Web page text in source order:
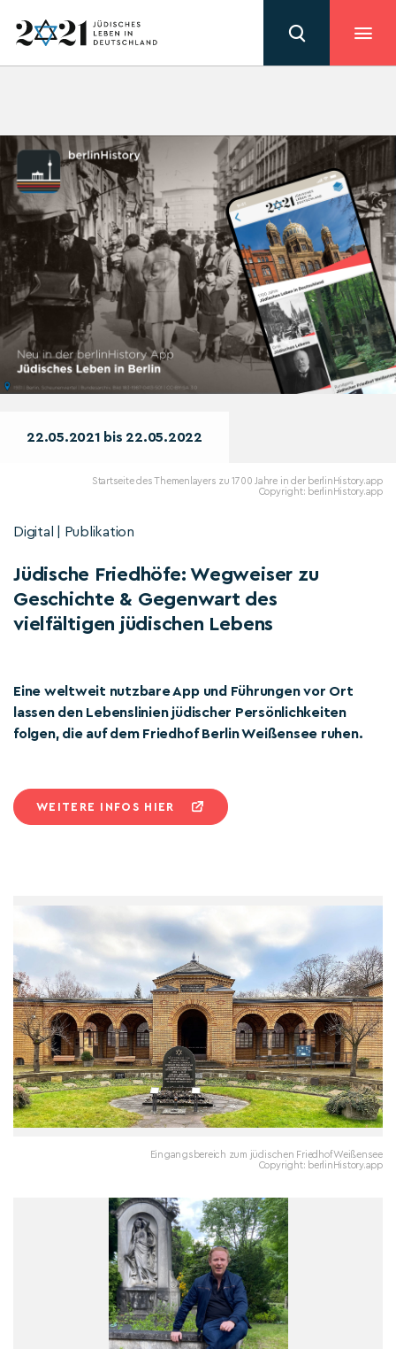
22.05.2021 bis 22.05.2022
Startseite des Themenlayers zu 1700 Jahre in der berlinHistory.app
Copyright: berlinHistory.app
Digital | Publikation
Jüdische Friedhöfe: Wegweiser zu
Geschichte & Gegenwart des
vielfältigen jüdischen Lebens
Eine weltweit nutzbare App und Führungen vor Ort
lassen den Lebenslinien jüdischer Persönlichkeiten
folgen, die auf dem Friedhof Berlin Weißensee ruhen.
WEITERE INFOS HIER
Eingangsbereich zum jüdischen Friedhof Weißensee
Copyright: berlinHistory.app